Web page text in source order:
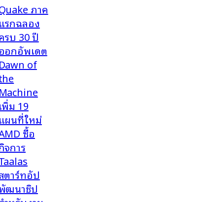
ภาค
แรกฉลอง
รบ 30 ปี
ออกอัพเดต
Dawn of
Machine
เพิ่ม 19
แผนที่ใหม่
ซื้อ
จการ
ตาร์ทอัป
ฒนาชิป